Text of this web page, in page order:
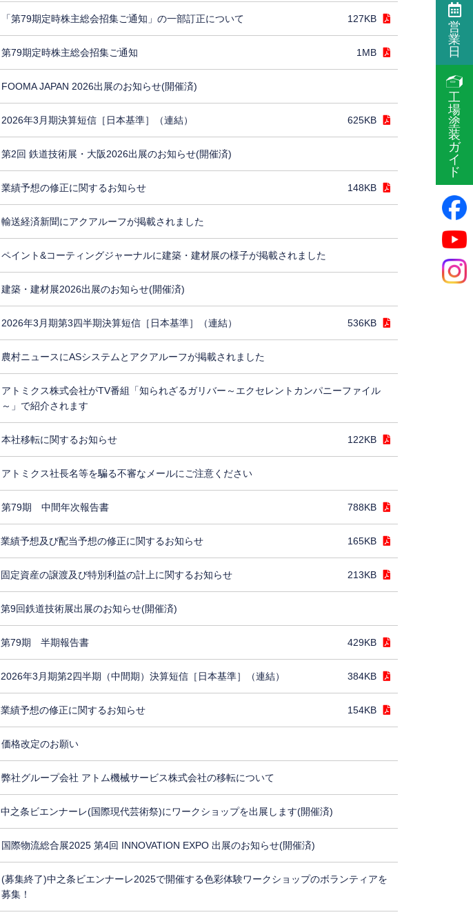
「第79期定時株主総会招集ご通知」の一部訂正について 127KB
第79期定時株主総会招集ご通知 1MB
FOOMA JAPAN 2026出展のお知らせ(開催済)
2026年3月期決算短信［日本基準］（連結） 625KB
第2回 鉄道技術展・大阪2026出展のお知らせ(開催済)
業績予想の修正に関するお知らせ 148KB
輸送経済新聞にアクアルーフが掲載されました
ペイント&コーティングジャーナルに建築・建材展の様子が掲載されました
建築・建材展2026出展のお知らせ(開催済)
2026年3月期第3四半期決算短信［日本基準］（連結） 536KB
農村ニュースにASシステムとアクアルーフが掲載されました
アトミクス株式会社がTV番組「知られざるガリバー～エクセレントカンパニーファイル
～」で紹介されます
本社移転に関するお知らせ 122KB
アトミクス社長名等を騙る不審なメールにご注意ください
第79期 中間年次報告書 788KB
業績予想及び配当予想の修正に関するお知らせ 165KB
固定資産の譲渡及び特別利益の計上に関するお知らせ 213KB
第9回鉄道技術展出展のお知らせ(開催済)
第79期 半期報告書 429KB
2026年3月期第2四半期（中間期）決算短信［日本基準］（連結） 384KB
業績予想の修正に関するお知らせ 154KB
価格改定のお願い
弊社グループ会社 アトム機械サービス株式会社の移転について
中之条ビエンナーレ(国際現代芸術祭)にワークショップを出展します(開催済)
国際物流総合展2025 第4回 INNOVATION EXPO 出展のお知らせ(開催済)
(募集終了)中之条ビエンナーレ2025で開催する色彩体験ワークショップのボランティアを
募集！
営
業
日
工
場
塗
装
ガ
イ
ド